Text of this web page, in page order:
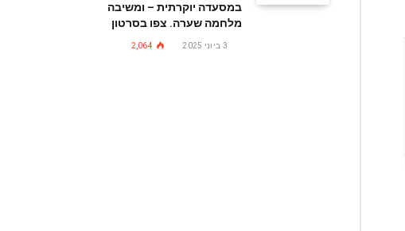
במסעדה יוקרתית – ומשיבה
מלחמה שערה. צפו בסרטון
3 ביוני 2025 2,064